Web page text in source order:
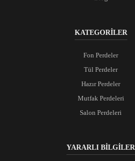
KATEGORİLER
Fon Perdeler
Tül Perdeler
Hazır Perdeler
Mutfak Perdeleri
Salon Perdeleri
YARARLI BİLGİLER